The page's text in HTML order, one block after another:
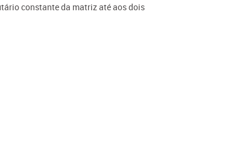
constante da matriz até aos dois